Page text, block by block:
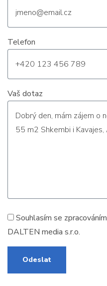
Telefon
Vaš dotaz
Souhlasím se zpracováním
DALTEN media s.r.o.
Odeslat